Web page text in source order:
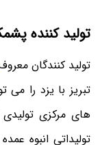
تولید کننده
تولید کنندگان
تبریز با یزد را
های مرکزی
تولیداتی انبوه